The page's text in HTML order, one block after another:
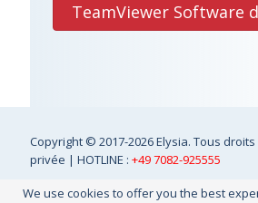
TeamViewer Software
Copyright © 2017-2026 Elysia. Tous
privée | HOTLINE :+49 7082-925555
We use cookies to offer you the best